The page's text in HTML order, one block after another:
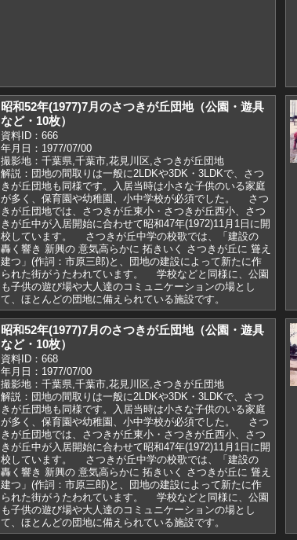
昭和52年(1977)7月のさつきが丘団地（公園・遊具
など・10枚）
資料ID：666
年月日：1977/07/00
撮影地：千葉県,千葉市,花見川区,さつきが丘団地
解説：団地の間取りは一般に2LDKや3DK・3LDKで、さつ
きが丘団地も同様です。入居当時は小さな子供のいる家庭
が多く、保育園や幼稚園、小中学校が必須でした。 さつ
きが丘団地では、さつきが丘東小・さつきが丘西小、さつ
きが丘中が入居開始に合わせて昭和47年(1972)11月1日に開
校しています。 さつきが丘中学の校歌では、「建設の
轟く響き 新興の 意気高らかに 拓きいく さつきが丘に 聳え
建つ」(作詞：市原三郎)と、団地の建設によって新たに作
られた街がうたわれています。 学校などと同様に、公園
も子供の遊び場や大人達のコミュニケーションの場とし
て、ほとんどの団地に備えられている施設です。
昭和52年(1977)7月のさつきが丘団地（公園・遊具
など・10枚）
資料ID：668
年月日：1977/07/00
撮影地：千葉県,千葉市,花見川区,さつきが丘団地
解説：団地の間取りは一般に2LDKや3DK・3LDKで、さつ
きが丘団地も同様です。入居当時は小さな子供のいる家庭
が多く、保育園や幼稚園、小中学校が必須でした。 さつ
きが丘団地では、さつきが丘東小・さつきが丘西小、さつ
きが丘中が入居開始に合わせて昭和47年(1972)11月1日に開
校しています。 さつきが丘中学の校歌では、「建設の
轟く響き 新興の 意気高らかに 拓きいく さつきが丘に 聳え
建つ」(作詞：市原三郎)と、団地の建設によって新たに作
られた街がうたわれています。 学校などと同様に、公園
も子供の遊び場や大人達のコミュニケーションの場とし
て、ほとんどの団地に備えられている施設です。